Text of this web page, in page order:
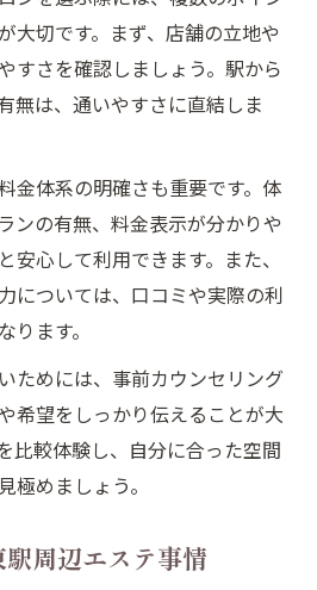
大切です。まず、店舗の立地や
すさを確認しましょう。駅から
無は、通いやすさに直結しま
金体系の明確さも重要です。体
ンの有無、料金表示が分かりや
安心して利用できます。また、
については、口コミや実際の利
ります。
ためには、事前カウンセリング
希望をしっかり伝えることが大
比較体験し、自分に合った空間
極めましょう。
周辺エステ事情